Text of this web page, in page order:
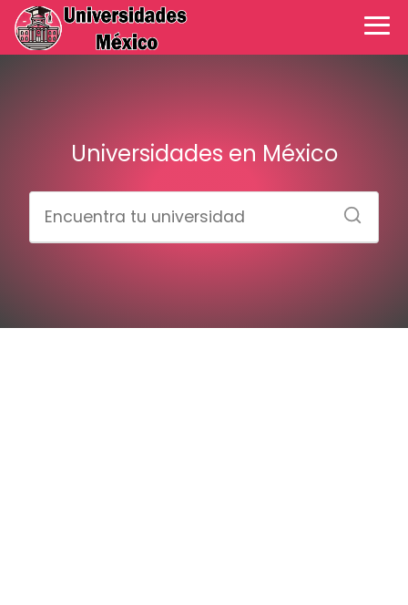
Universidades en México